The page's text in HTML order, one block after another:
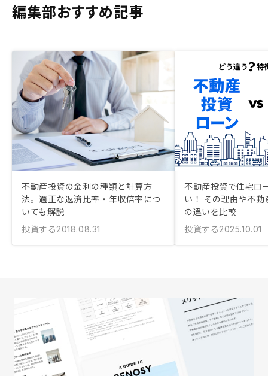
編集部おすすめ記事
不動産投資の金利の種類と計算方
法。適正な返済比率・年収倍率につ
いても解説
投資する2018.08.31
不動産投資で住宅ロ
い！ その理由や不
の違いを比較
投資する2025.10.01